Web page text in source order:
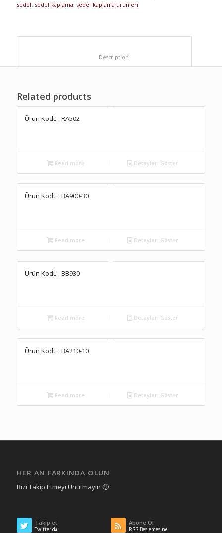
sedef, sedef kaplama, sedef kaplama ürünleri
Related products
Ürün Kodu : RA502
Read more Detayları Göster
Ürün Kodu : BA900-30
Read more Detayları Göster
Ürün Kodu : BB930
Read more Detayları Göster
Ürün Kodu : BA210-10
Read more Detayları Göster
HER AN FARKINDA OLUN
Bizi Takip Etmeyi Unutmayın 🙂
Takip et
Twitter'da
Abone Ol
RSS Beslemesine